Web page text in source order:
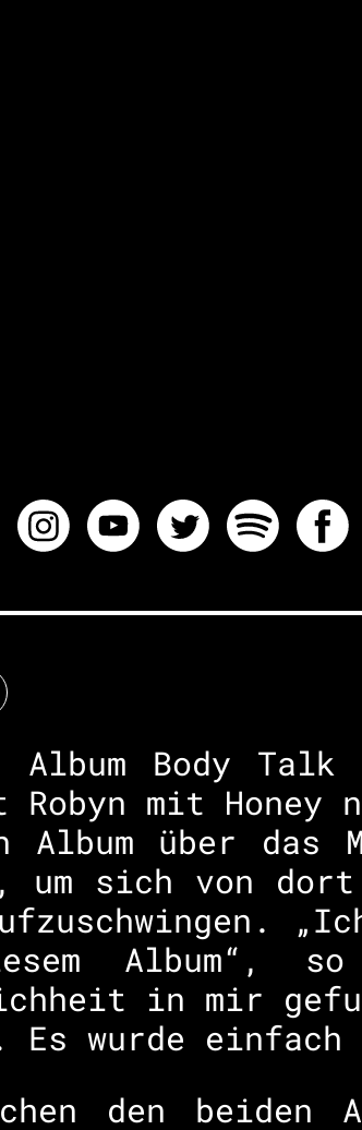
Body Talk
mit Honey
über das
sich von dort
Album“,
in mir
Es wurde
den beiden